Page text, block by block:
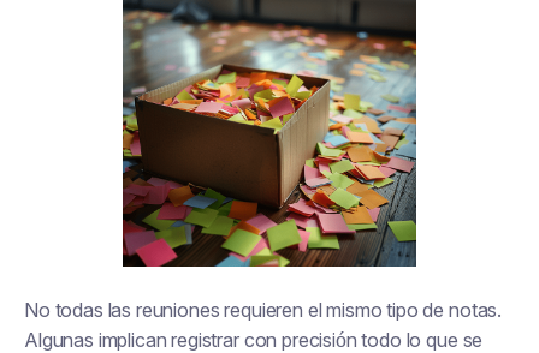
No todas las reuniones requieren el mismo tipo de notas.
Algunas implican registrar con precisión todo lo que se